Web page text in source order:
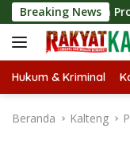
Langsung
ke
konten
Breaking News
Progo
Hukum & Kriminal
Beranda Kalteng